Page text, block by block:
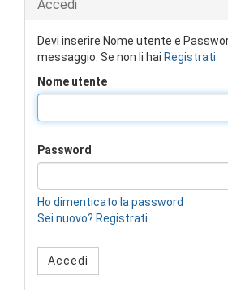
Accedi
Devi inserire Nome utente e
messaggio. Se non li hai Registrati
Nome utente
Password
Ho dimenticato la password
Sei nuovo? Registrati
Accedi